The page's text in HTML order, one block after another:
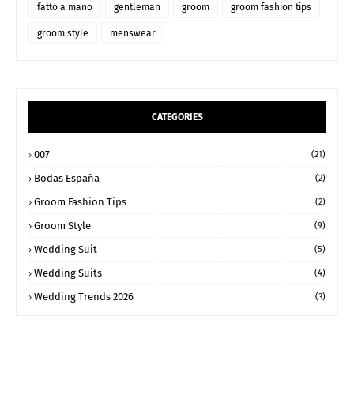
fatto a mano gentleman groom groom fashion tips
groom style menswear
CATEGORIES
007 (21)
Bodas España (2)
Groom Fashion Tips (2)
Groom Style (9)
Wedding Suit (5)
Wedding Suits (4)
Wedding Trends 2026 (3)